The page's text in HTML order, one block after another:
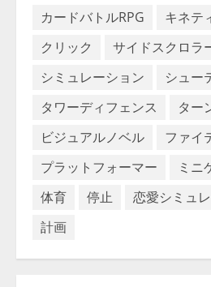
カードバトルRPG
キネテ
クリック
サイドスクロラ
シミュレーション
シュー
タワーディフェンス
ター
ビジュアルノベル
ファイ
プラットフォーマー
ミニ
体育
停止 恋愛シミュ
計画